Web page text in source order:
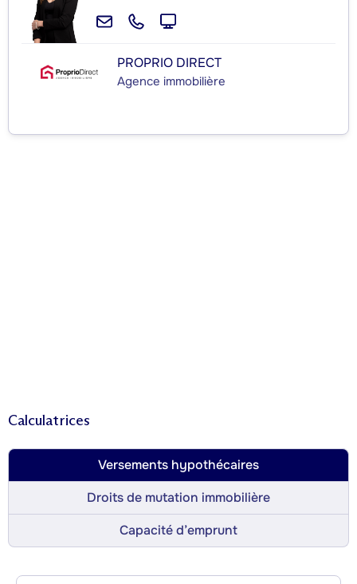
PROPRIO DIRECT
Agence immobilière
Calculatrices
Versements hypothécaires
Droits de mutation immobilière
Capacité d’emprunt